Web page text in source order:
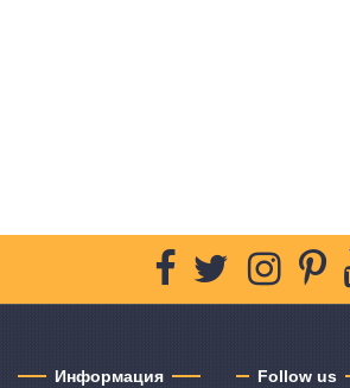
Информация
Follow us